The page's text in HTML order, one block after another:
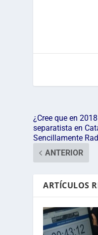
¿Cree que en
separatista en
Sencillamente
ANTERIOR
ARTÍCULOS